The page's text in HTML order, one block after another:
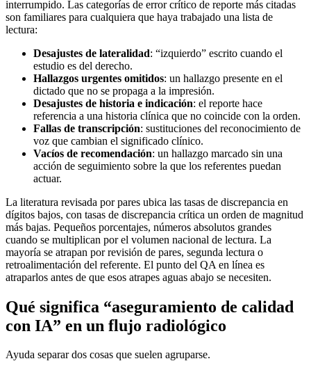
interrumpido. Las categorías de error crítico de reporte más citadas
son familiares para cualquiera que haya trabajado una lista de
lectura:
Desajustes de lateralidad: “izquierdo” escrito cuando el
estudio es del derecho.
Hallazgos urgentes omitidos: un hallazgo presente en el
dictado que no se propaga a la impresión.
Desajustes de historia e indicación: el reporte hace
referencia a una historia clínica que no coincide con la orden.
Fallas de transcripción: sustituciones del reconocimiento de
voz que cambian el significado clínico.
Vacíos de recomendación: un hallazgo marcado sin una
acción de seguimiento sobre la que los referentes puedan
actuar.
La literatura revisada por pares ubica las tasas de discrepancia en
dígitos bajos, con tasas de discrepancia crítica un orden de magnitud
más bajas. Pequeños porcentajes, números absolutos grandes
cuando se multiplican por el volumen nacional de lectura. La
mayoría se atrapan por revisión de pares, segunda lectura o
retroalimentación del referente. El punto del QA en línea es
atraparlos antes de que esos atrapes aguas abajo se necesiten.
Qué significa “aseguramiento de calidad
con IA” en un flujo radiológico
Ayuda separar dos cosas que suelen agruparse.